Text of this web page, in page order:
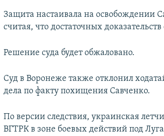
Защита настаивала на освобождении
считая, что достаточных
Решение суда будет обжаловано.
Суд в Воронеже также отклонил
дела по факту похищения Савченко.
По версии следствия, украинская
ВГТРК в зоне боевых действий под